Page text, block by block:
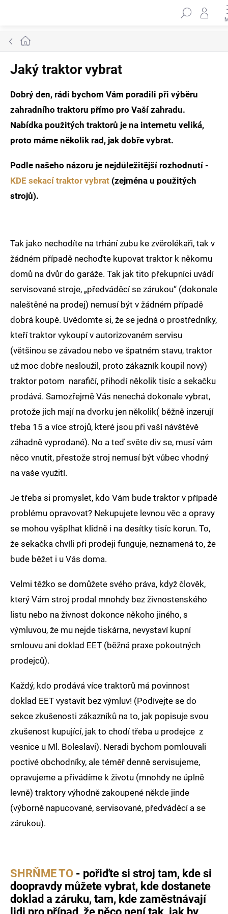
Domů
Jaký traktor vybrat
Dobrý den, rádi bychom Vám poradili při výběru
zahradního traktoru přímo pro Vaší zahradu.
Nabídka použitých traktorů je na internetu veliká,
proto máme několik rad, jak dobře vybrat.
Podle našeho názoru je nejdůležitější rozhodnutí -
KDE sekací traktor vybrat (zejména u použitých
strojů).
Tak jako nechodíte na trhání zubu ke zvěrolékaři, tak v
žádném případě nechoďte kupovat traktor k někomu
domů na dvůr do garáže. Tak jak tito překupníci uvádí
servisované stroje, „předváděcí se zárukou“ (dokonale
naleštěné na prodej) nemusí být v žádném případě
dobrá koupě. Uvědomte si, že se jedná o prostředníky,
kteří traktor vykoupí v autorizovaném servisu
(většinou se závadou nebo ve špatném stavu, traktor
už moc dobře nesloužil, proto zákazník koupil nový)
traktor potom narafičí, přihodí několik tisíc a sekačku
prodává. Samozřejmě Vás nenechá dokonale vybrat,
protože jich mají na dvorku jen několik( běžně inzerují
třeba 15 a více strojů, které jsou při vaší návštěvě
záhadně vyprodané). No a teď světe div se, musí vám
něco vnutit, přestože stroj nemusí být vůbec vhodný
na vaše využití.
Je třeba si promyslet, kdo Vám bude traktor v případě
problému opravovat? Nekupujete levnou věc a opravy
se mohou vyšplhat klidně i na desítky tisíc korun. To,
že sekačka chvíli při prodeji funguje, neznamená to, že
bude běžet i u Vás doma.
Velmi těžko se domůžete svého práva, když člověk,
který Vám stroj prodal mnohdy bez živnostenského
listu nebo na živnost dokonce někoho jiného, s
výmluvou, že mu nejde tiskárna, nevystaví kupní
smlouvu ani doklad EET (běžná praxe pokoutných
prodejců).
Každý, kdo prodává více traktorů má povinnost
doklad EET vystavit bez výmluv! (Podívejte se do
sekce zkušenosti zákazníků na to, jak popisuje svou
zkušenost kupující, jak to chodí třeba u prodejce z
vesnice u Ml. Boleslavi). Neradi bychom pomlouvali
poctivé obchodníky, ale téměř denně servisujeme,
opravujeme a přivádíme k životu (mnohdy ne úplně
levně) traktory výhodně zakoupené někde jinde
(výborně napucované, servisované, předváděcí a se
zárukou).
SHRŇME TO - pořiďte si stroj tam, kde si
doopravdy můžete vybrat, kde dostanete
doklad a záruku, tam, kde zaměstnávají